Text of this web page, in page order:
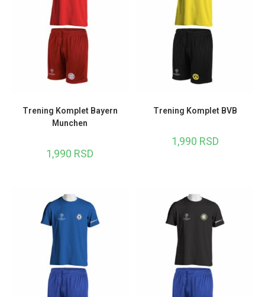
Trening Komplet Bayern
Munchen
1,990 RSD
Trening Komplet BVB
1,990 RSD